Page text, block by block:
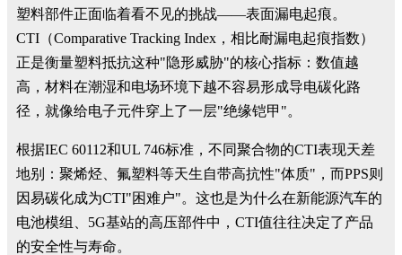
塑料部件正面临着看不见的挑战——表面漏电起痕。
CTI（Comparative Tracking Index，相比耐漏电起痕指数）
正是衡量塑料抵抗这种"隐形威胁"的核心指标：数值越
高，材料在潮湿和电场环境下越不容易形成导电碳化路
径，就像给电子元件穿上了一层"绝缘铠甲"。
根据IEC 60112和UL 746标准，不同聚合物的CTI表现天差
地别：聚烯烃、氟塑料等天生自带高抗性"体质"，而PPS则
因易碳化成为CTI"困难户"。这也是为什么在新能源汽车的
电池模组、5G基站的高压部件中，CTI值往往决定了产品
的安全性与寿命。